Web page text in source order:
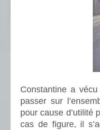
Constantine a
passer sur
pour cause d’utilité
cas de figure, il